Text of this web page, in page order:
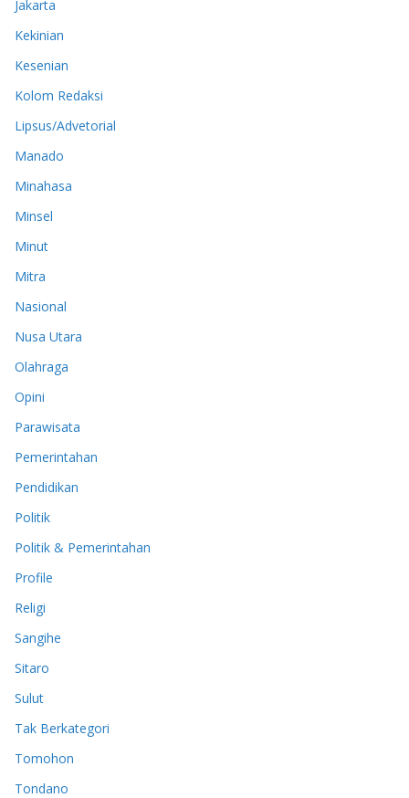
Jakarta
Kekinian
Kesenian
Kolom Redaksi
Lipsus/Advetorial
Manado
Minahasa
Minsel
Minut
Mitra
Nasional
Nusa Utara
Olahraga
Opini
Parawisata
Pemerintahan
Pendidikan
Politik
Politik & Pemerintahan
Profile
Religi
Sangihe
Sitaro
Sulut
Tak Berkategori
Tomohon
Tondano